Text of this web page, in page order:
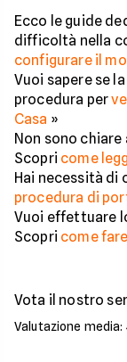
Ecco le guide
difficoltà nella
configurare il
Vuoi sapere se
procedura per
Casa »
Non sono
Scopri come
Hai necessità di
procedura di
Vuoi effettuare
Scopri come
Vota il nostro
Valutazione media: